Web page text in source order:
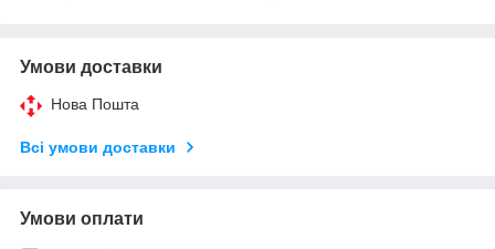
Умови доставки
Нова Пошта
Всі умови доставки
Умови оплати